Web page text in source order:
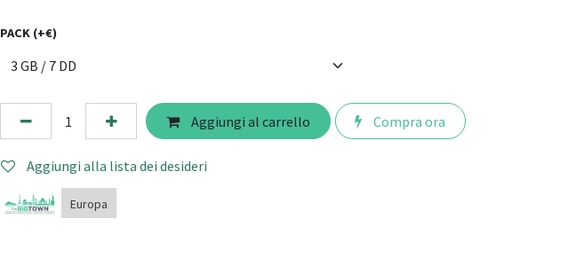
PACK (+€)
Aggiungi al carrello Compra ora
Aggiungi alla lista dei desideri
Europa